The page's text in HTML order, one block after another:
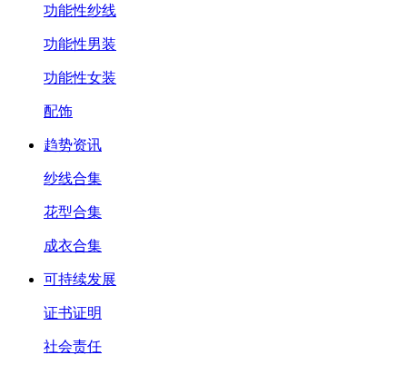
功能性纱线
功能性男装
功能性女装
配饰
趋势资讯
纱线合集
花型合集
成衣合集
可持续发展
证书证明
社会责任